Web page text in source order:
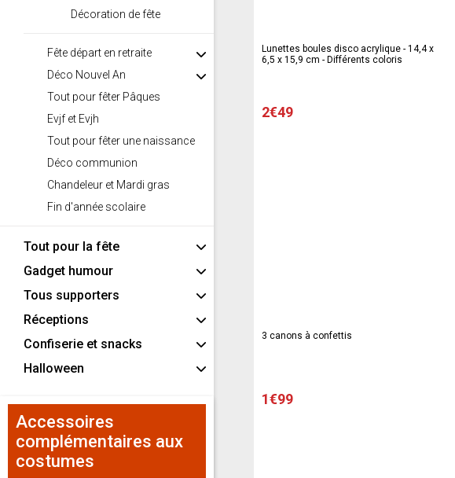
Décoration de fête
Fête départ en retraite
Déco Nouvel An
Tout pour fêter Pâques
Evjf et Evjh
Tout pour fêter une naissance
Déco communion
Chandeleur et Mardi gras
Fin d'année scolaire
Tout pour la fête
Gadget humour
Tous supporters
Réceptions
Confiserie et snacks
Halloween
Accessoires
complémentaires aux
costumes
Lunettes boules disco acrylique - 14,4 x
6,5 x 15,9 cm - Différents coloris
2€49
3 canons à confettis
1€99